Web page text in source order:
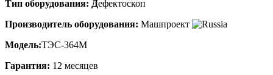
Тип оборудования: Дефектоскоп
Производитель оборудования: Машпроект
Модель:ТЭС-364М
Гарантия: 12 месяцев